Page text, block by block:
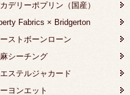
デリーポプリン（国産）
Fabrics × Bridgerton
ストボーンローン
シーチング
ステルジャカード
ヨンエット